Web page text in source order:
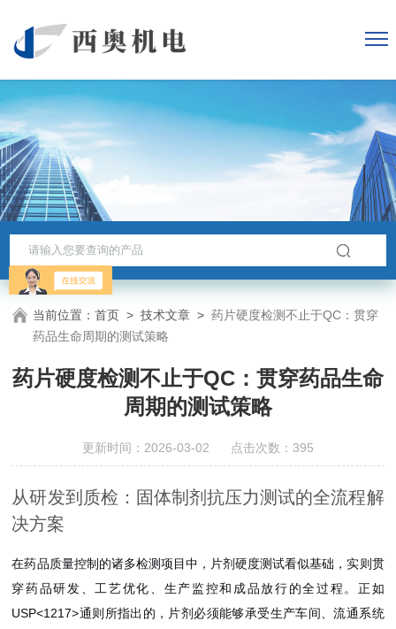
当前位置：首页 >技术文章 >药片硬度检测不止于QC：贯穿
药品生命周期的测试策略
药片硬度检测不止于QC：贯穿药品生命
周期的测试策略
更新时间：2026-03-02 点击次数：395
从研发到质检：固体制剂抗压力测试的全流程解
决方案
在药品质量控制的诸多检测项目中，片剂硬度测试看似基础，实则贯
穿药品研发、工艺优化、生产监控和成品放行的全过程。正如
USP<1217>通则所指出的，片剂必须能够承受生产车间、流通系统